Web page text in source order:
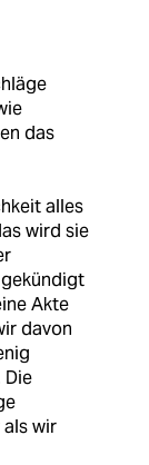
das
alles
wird sie
Akte
davon
Die
wir